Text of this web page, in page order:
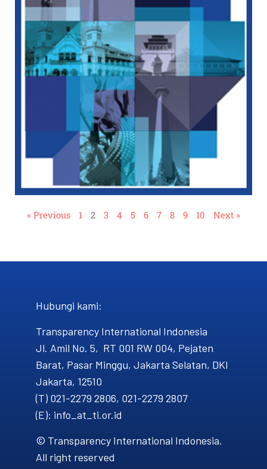
« Previous 1 2 3 4 5 6 7 8 9 10 Next »
Hubungi kami​:
Transparency International Indonesia
Jl. Amil No. 5, RT 001 RW 004, Pejaten
Barat, Pasar Minggu, Jakarta Selatan, DKI
Jakarta, 12510
(T) 021-2279 2806, 021-2279 2807
(E): info_at_ti.or.id
© Transparency International Indonesia.
All right reserved